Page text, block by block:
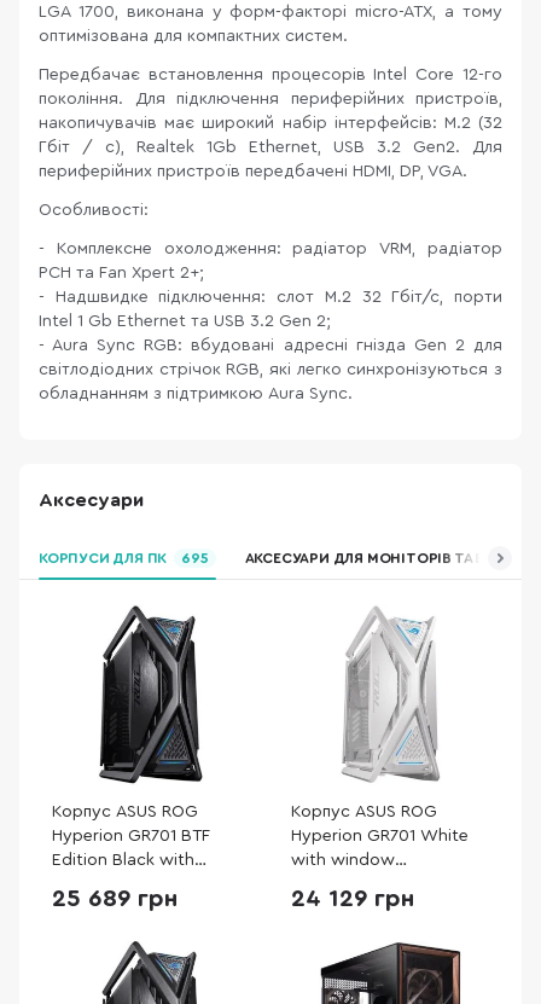
LGA 1700, виконана у форм-факторі micro-ATX, а тому
оптимізована для компактних систем.
Передбачає встановлення процесорів Intel Core 12-го
покоління. Для підключення периферійних пристроїв,
накопичувачів має широкий набір інтерфейсів: M.2 (32
Гбіт / с), Realtek 1Gb Ethernet, USB 3.2 Gen2. Для
периферійних пристроїв передбачені HDMI, DP, VGA.
Особливості:
- Комплексне охолодження: радіатор VRM, радіатор
PCH та Fan Xpert 2+;
- Надшвидке підключення: слот M.2 32 Гбіт/с, порти
Intel 1 Gb Ethernet та USB 3.2 Gen 2;
- Aura Sync RGB: вбудовані адресні гнізда Gen 2 для
світлодіодних стрічок RGB, які легко синхронізуються з
обладнанням з підтримкою Aura Sync.
Аксесуари
КОРПУСИ ДЛЯ ПК 695 АКСЕСУАРИ ДЛЯ МОНІТОРІВ ТА
Корпус ASUS ROG
Hyperion GR701 BTF
Edition Black with
B39020)
25 689 грн
Корпус ASUS ROG
Hyperion GR701 White
with window
24 129 грн